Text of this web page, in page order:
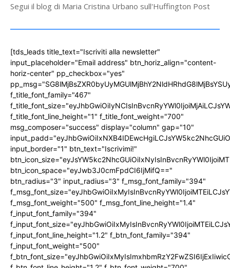
Segui il blog di Maria Cristina Urbano sull'Huffington Post
[tds_leads title_text="Iscriviti alla newsletter"
input_placeholder="Email address" btn_horiz_align="content-
horiz-center" pp_checkbox="yes"
f_title_font_family="467"
f_title_font_line_height="1" f_title_font_weight="700"
msg_composer="success" display="column" gap="10"
input_border="1" btn_text="Iscrivimi!"
btn_icon_space="eyJwb3J0cmFpdCI6IjMifQ=="
btn_radius="3" input_radius="3" f_msg_font_family="394"
f_msg_font_weight="500" f_msg_font_line_height="1.4"
f_input_font_family="394"
f_input_font_line_height="1.2" f_btn_font_family="394"
f_input_font_weight="500"